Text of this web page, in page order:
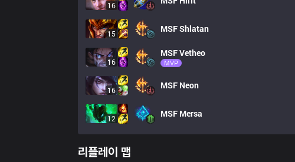
16
15 MSFShlatan
16
MSFVetheo
MVP
16 MSF Neon
12 MSF Mersa
리플레이 맵